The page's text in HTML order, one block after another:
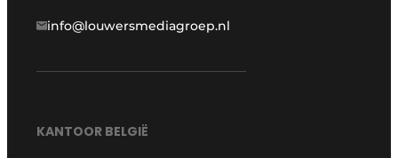
info@louwersmediagroep.nl
KANTOOR BELGIË